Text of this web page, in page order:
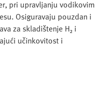
pri upravljanju vodikovim
Osiguravaju pouzdan i
za skladištenje H₂ i
učinkovitost i